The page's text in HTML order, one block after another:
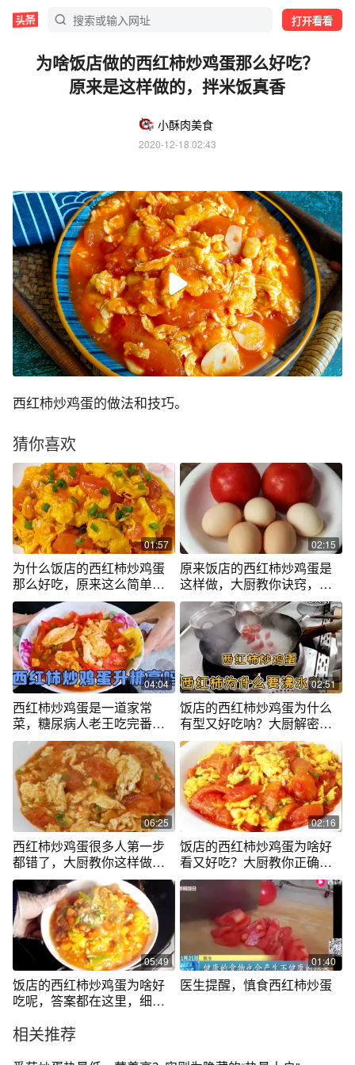
打开看看
为啥饭店做的西红柿炒鸡蛋那么好吃？
原来是这样做的，拌米饭真香
小酥肉美食
2020-12-18 02:43
西红柿炒鸡蛋的做法和技巧。
猜你喜欢
01:57
为什么饭店的西红柿炒鸡蛋
那么好吃，原来这么简单，
鸡蛋滑嫩鲜香
02:15
原来饭店的西红柿炒鸡蛋是
这样做，大厨教你诀窍，营
养丰富超好吃
04:04
西红柿炒鸡蛋是一道家常
菜，糖尿病人老王吃完番茄
炒蛋血糖会高吗
02:51
饭店的西红柿炒鸡蛋为什么
有型又好吃呐？大厨解密演
示其中的技巧
06:25
西红柿炒鸡蛋很多人第一步
都错了，大厨教你这样做，
好吃还不出汤
02:16
饭店的西红柿炒鸡蛋为啥好
看又好吃？大厨教你正确做
法，很实用
05:49
饭店的西红柿炒鸡蛋为啥好
吃呢，答案都在这里，细节
01:40
医生提醒，慎食西红柿炒蛋
相关推荐